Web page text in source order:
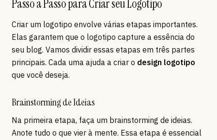
Passo a Passo para Criar seu Logotipo
Criar um logotipo envolve várias etapas importantes.
Elas garantem que o logotipo capture a essência do
seu blog. Vamos dividir essas etapas em três partes
principais. Cada uma ajuda a criar o design logotipo
que você deseja.
Brainstorming de Ideias
Na primeira etapa, faça um brainstorming de ideias.
Anote tudo o que vier à mente. Essa etapa é essencial